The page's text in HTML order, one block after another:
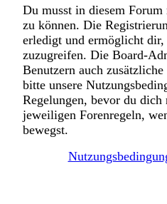
Du musst in diesem
zu können. Die
erledigt und ermöglicht
zuzugreifen. Die Board-
Benutzern auch
bitte unsere
Regelungen, bevor du
jeweiligen Forenregeln,
bewegst.